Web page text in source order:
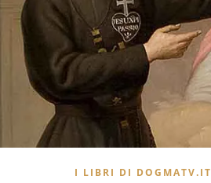
I LIBRI DI DOGMATV.IT